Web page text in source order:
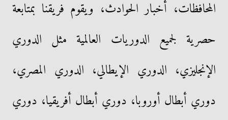
المحافظات، أخبار الحوادث، ويقوم فريقنا بمتابعة
حصرية لجميع الدوريات العالمية مثل الدوري
الإنجليزي، الدوري الإيطالي، الدوري المصري،
دوري أبطال أوروبا، دوري أبطال أفريقيا، دوري